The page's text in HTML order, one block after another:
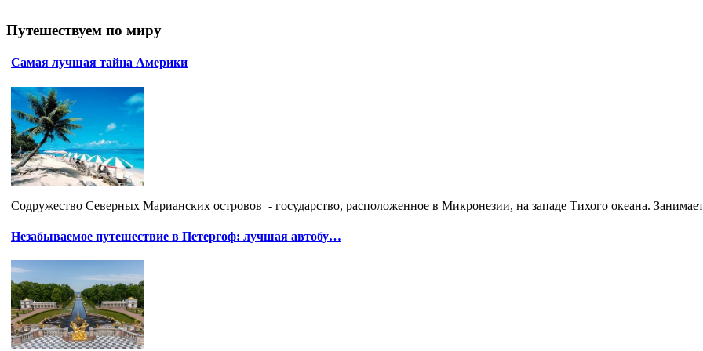
Путешествуем по миру
Самая лучшая тайна Америки
Содружество Северных Марианских островов - государство, расположенное в Микронезии, на западе Тихого океана.
Незабываемое путешествие в Петергоф: лучшая автобу…